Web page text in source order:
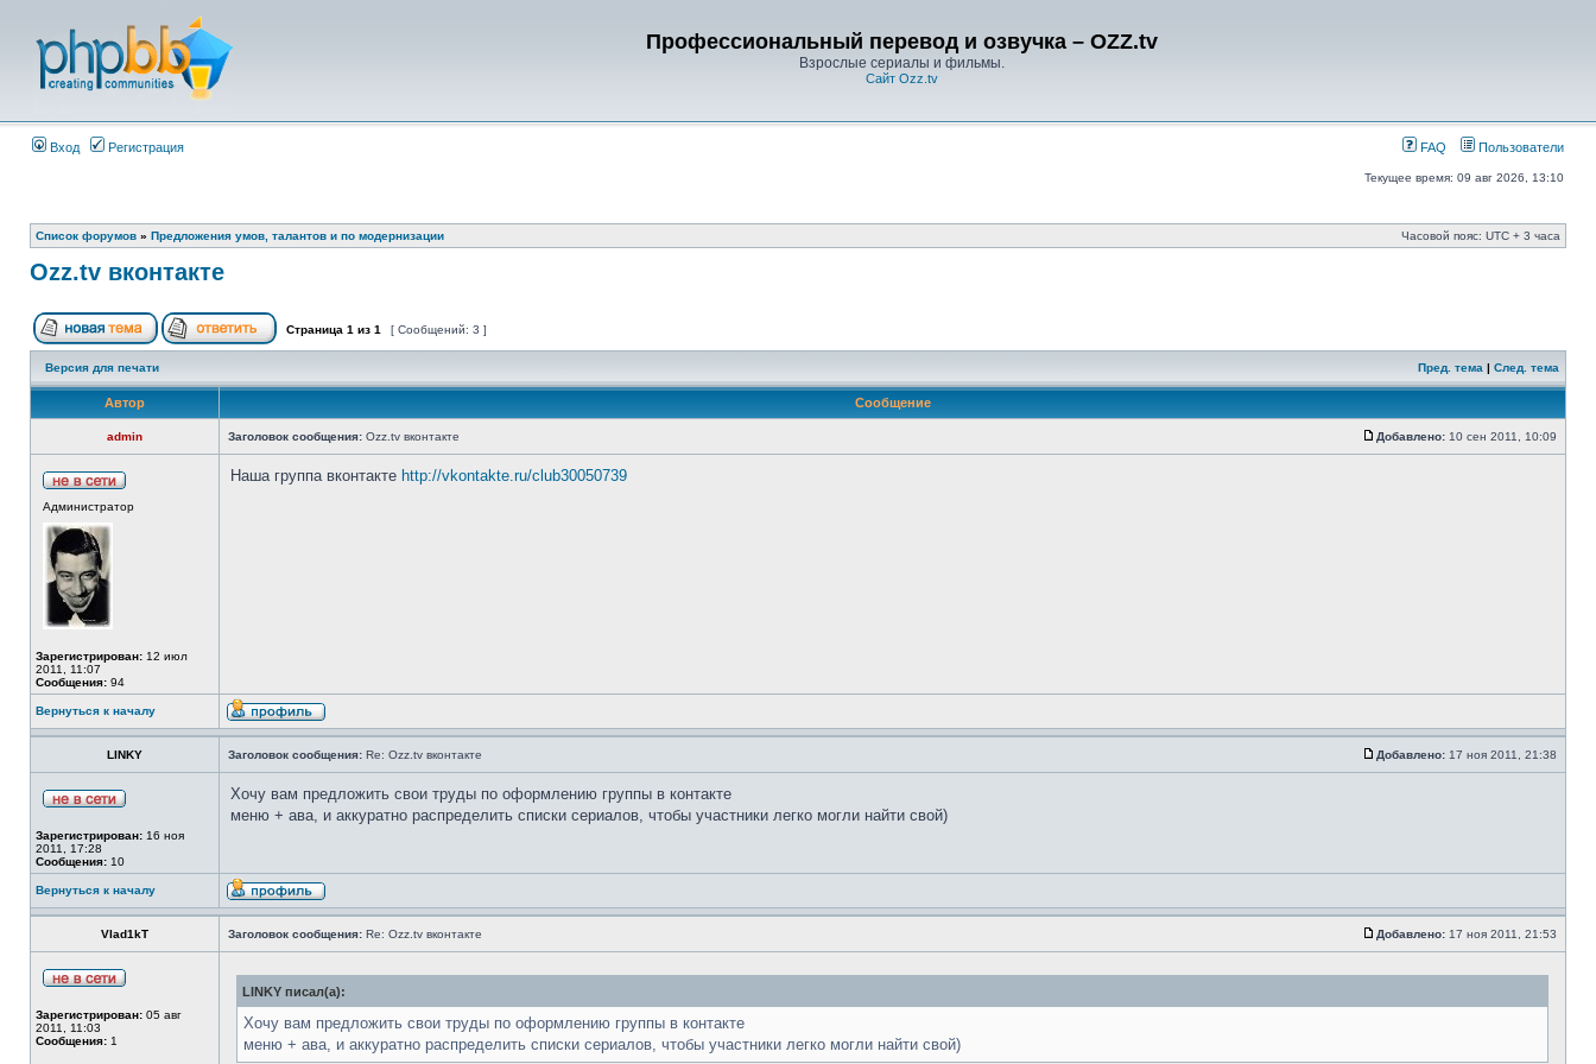
Профессиональный перевод и озвучка – OZZ.tv
Взрослые сериалы и фильмы.
Сайт Ozz.tv
Вход Регистрация FAQ Пользователи
Текущее время: 09 авг 2026, 13:10
Список форумов » Предложения умов, талантов и по модернизации Часовой пояс: UTC + 3 часа
Ozz.tv вконтакте
Страница 1 из 1 [ Сообщений: 3 ]
Версия для печати Пред. тема | След. тема
Автор Сообщение
admin Заголовок сообщения: Ozz.tv вконтакте Добавлено: 10 сен 2011, 10:09
Администратор
Зарегистрирован: 12 июл
2011, 11:07
Сообщения: 94
Наша группа вконтакте http://vkontakte.ru/club30050739
Вернуться к началу
LINKY Заголовок сообщения: Re: Ozz.tv вконтакте Добавлено: 17 ноя 2011, 21:38
Зарегистрирован: 16 ноя
2011, 17:28
Сообщения: 10
Хочу вам предложить свои труды по оформлению группы в контакте
меню + ава, и аккуратно распределить списки сериалов, чтобы участники легко могли найти свой)
Вернуться к началу
Vlad1kT Заголовок сообщения: Re: Ozz.tv вконтакте Добавлено: 17 ноя 2011, 21:53
Зарегистрирован: 05 авг
2011, 11:03
Сообщения: 1
LINKY писал(а):
Хочу вам предложить свои труды по оформлению группы в контакте
меню + ава, и аккуратно распределить списки сериалов, чтобы участники легко могли найти свой)